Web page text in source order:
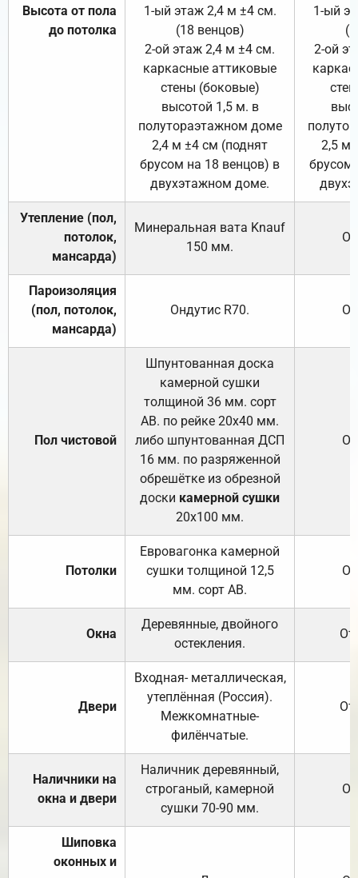
Высота от пола
до потолка
1-ый этаж 2,4 м ±4 см.
(18 венцов)
2-ой этаж 2,4 м ±4 см.
каркасные аттиковые
стены (боковые)
высотой 1,5 м. в
полутораэтажном доме
2,4 м ±4 см (поднят
брусом на 18 венцов) в
двухэтажном доме.
1-ый
2-ой
2,5 м
брусом
Утепление (пол,
потолок,
мансарда)
Минеральная вата Knauf
150 мм.
Пароизоляция
(пол, потолок,
мансарда)
Ондутис R70.
Пол чистовой
Шпунтованная доска
камерной сушки
толщиной 36 мм. сорт
АВ. по рейке 20х40 мм.
либо шпунтованная ДСП
16 мм. по разряженной
обрешётке из обрезной
доски камерной сушки
20х100 мм.
Потолки
Евровагонка камерной
сушки толщиной 12,5
мм. сорт АВ.
Окна
Деревянные, двойного
остекления.
Двери
Входная- металлическая,
утеплённая (Россия).
Межкомнатные-
филёнчатые.
Наличники на
окна и двери
Наличник деревянный,
строганый, камерной
сушки 70-90 мм.
Шиповка
оконных и